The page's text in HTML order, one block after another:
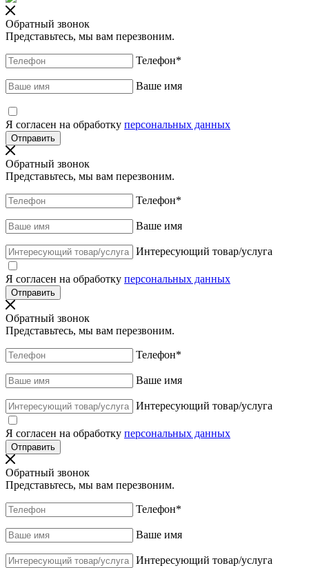
Обратный звонок
Представьтесь, мы вам перезвоним.
Телефон*
Ваше имя
Я согласен на обработку персональных данных
Обратный звонок
Представьтесь, мы вам перезвоним.
Телефон*
Ваше имя
Интересующий товар/услуга
Я согласен на обработку персональных данных
Обратный звонок
Представьтесь, мы вам перезвоним.
Телефон*
Ваше имя
Интересующий товар/услуга
Я согласен на обработку персональных данных
Обратный звонок
Представьтесь, мы вам перезвоним.
Телефон*
Ваше имя
Интересующий товар/услуга